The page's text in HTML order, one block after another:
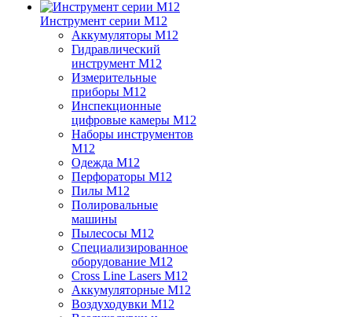
Инструмент серии M12
Аккумуляторы M12
Гидравлический
инструмент M12
Измерительные
приборы M12
Инспекционные
цифровые камеры M12
Наборы инструментов
M12
Одежда M12
Перфораторы M12
Пилы M12
Полировальные
машины
Пылесосы M12
Специализированное
оборудование M12
Cross Line Lasers M12
Аккумуляторные M12
Воздуходувки M12